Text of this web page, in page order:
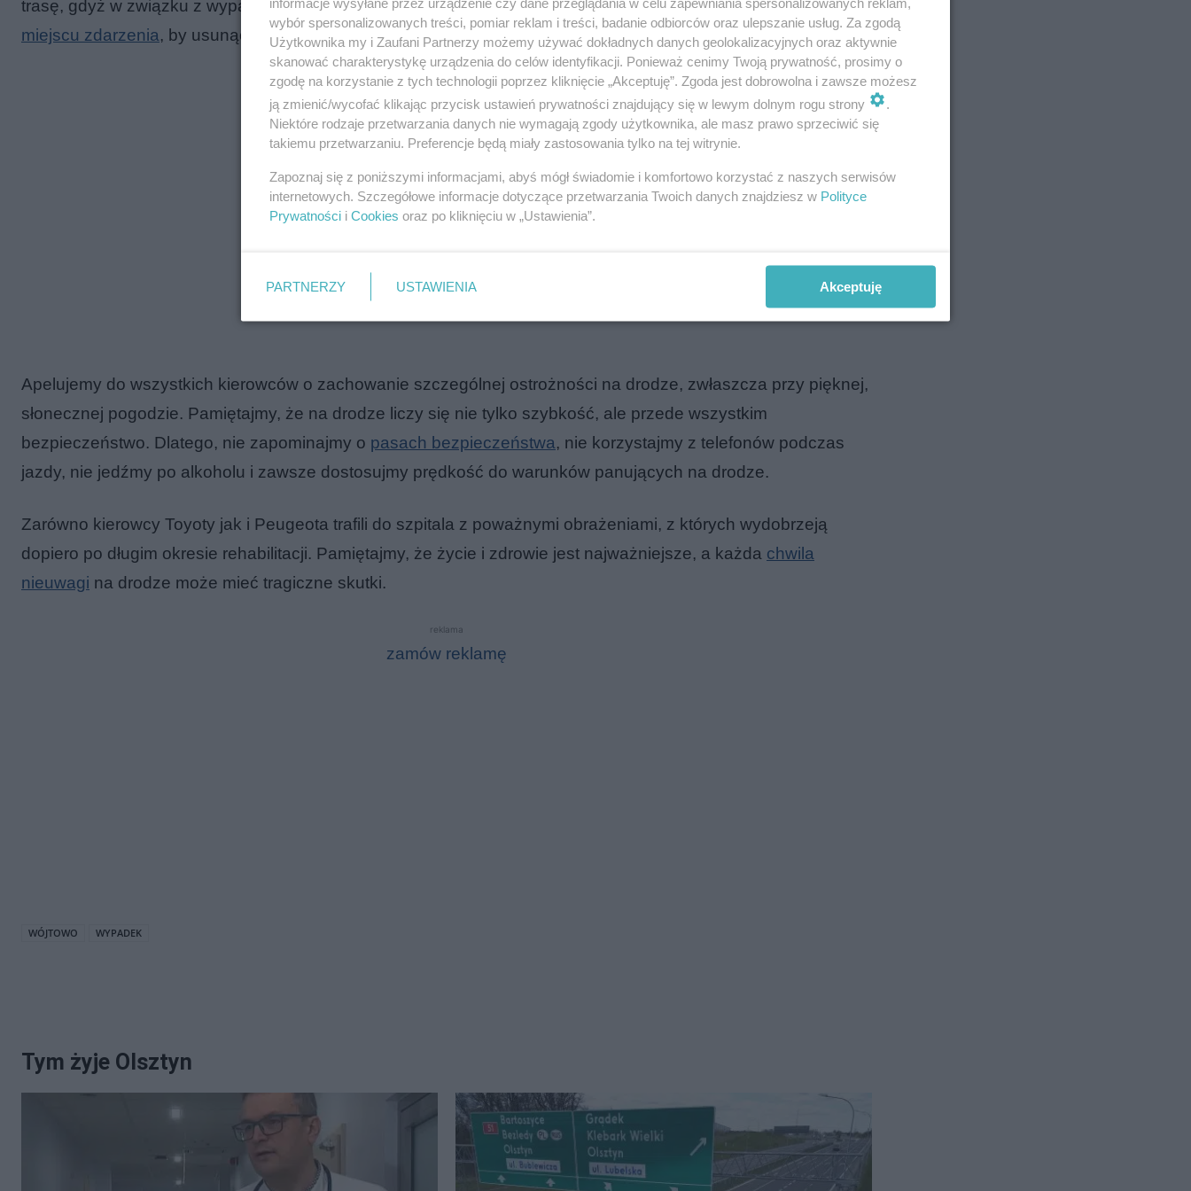
trasę, gdyż w związku z wypadkiem drogowym droga została zablokowana.Służby ratunkowe pracowały na
miejscu zdarzenia, by usunąć skutki wypadku i przywrócić normalny ruch na drodze.
reklama
Apelujemy do wszystkich kierowców o zachowanie szczególnej ostrożności na drodze, zwłaszcza przy pięknej,
słonecznej pogodzie. Pamiętajmy, że na drodze liczy się nie tylko szybkość, ale przede wszystkim
bezpieczeństwo. Dlatego, nie zapominajmy o pasach bezpieczeństwa, nie korzystajmy z telefonów podczas
jazdy, nie jedźmy po alkoholu i zawsze dostosujmy prędkość do warunków panujących na drodze.
Zarówno kierowcy Toyoty jak i Peugeota trafili do szpitala z poważnymi obrażeniami, z których wydobrzeją
dopiero po długim okresie rehabilitacji. Pamiętajmy, że życie i zdrowie jest najważniejsze, a każda chwila
nieuwagi na drodze może mieć tragiczne skutki.
reklama
zamów reklamę
WÓJTOWO WYPADEK
Tym żyje Olsztyn
wybór spersonalizowanych treści, pomiar reklam i treści, badanie odbiorców oraz ulepszanie usług. Za zgodą
Użytkownika my i Zaufani Partnerzy możemy używać dokładnych danych geolokalizacyjnych oraz aktywnie
skanować charakterystykę urządzenia do celów identyfikacji. Ponieważ cenimy Twoją prywatność, prosimy o
zgodę na korzystanie z tych technologii poprzez kliknięcie „Akceptuję”. Zgoda jest dobrowolna i zawsze możesz
ją zmienić/wycofać klikając przycisk ustawień prywatności znajdujący się w lewym dolnym rogu strony
.
Niektóre rodzaje przetwarzania danych nie wymagają zgody użytkownika, ale masz prawo sprzeciwić się
takiemu przetwarzaniu. Preferencje będą miały zastosowania tylko na tej witrynie.
Zapoznaj się z poniższymi informacjami, abyś mógł świadomie i komfortowo korzystać z naszych serwisów
internetowych. Szczegółowe informacje dotyczące przetwarzania Twoich danych znajdziesz w Polityce
Prywatności i Cookies oraz po kliknięciu w „Ustawienia”.
PARTNERZY USTAWIENIA Akceptuję